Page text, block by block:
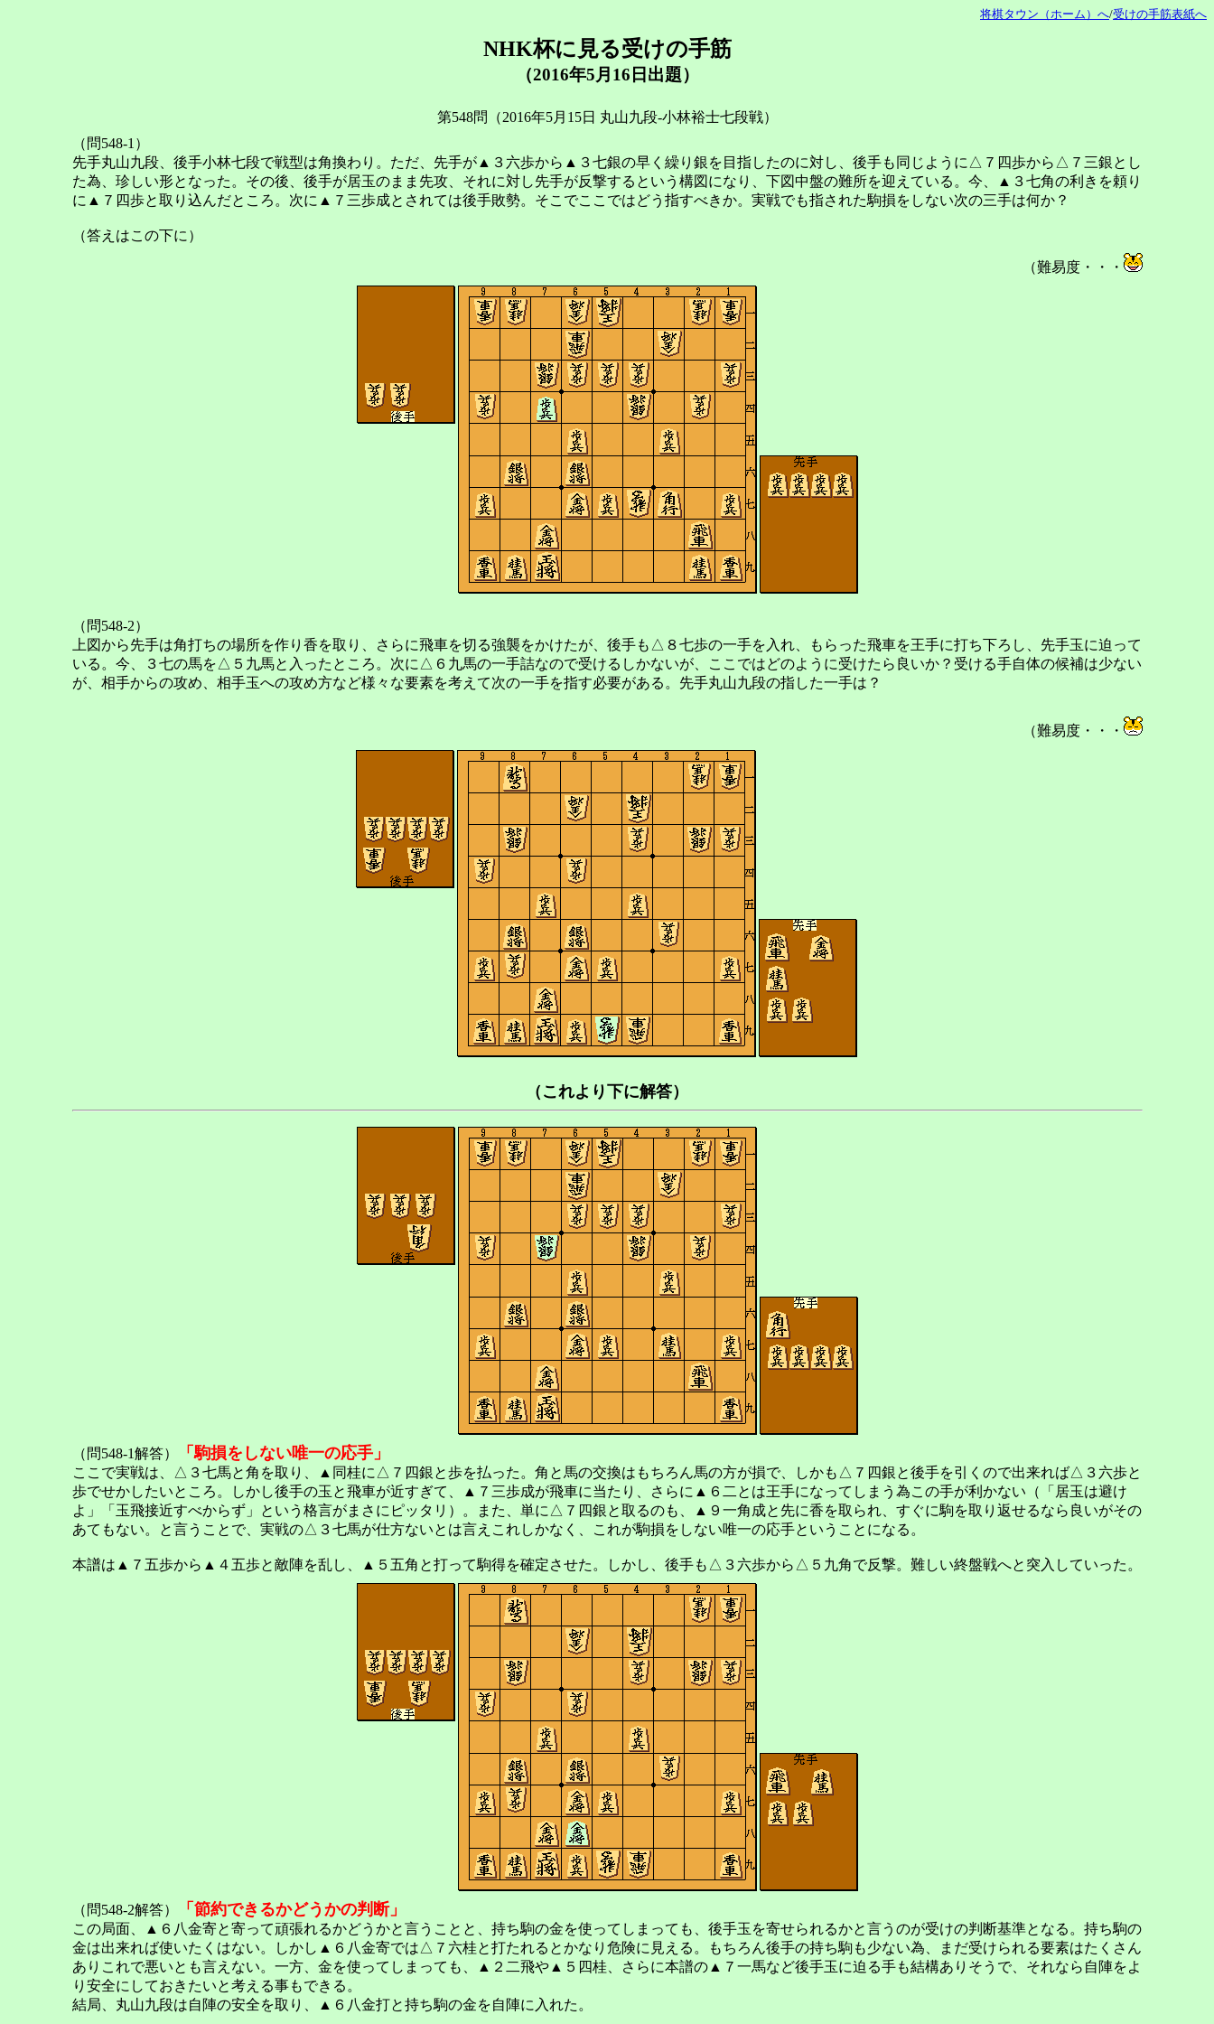
将棋タウン（ホーム）へ/受けの手筋表紙へ
NHK杯に見る受けの手筋
（2016年5月16日出題）
第548問（2016年5月15日 丸山九段-小林裕士七段戦）
（問548-1）
先手丸山九段、後手小林七段で戦型は角換わり。ただ、先手が▲３六歩から▲３七銀の早く繰り銀を目指したのに対し、後手も同じように△７四歩から△７三銀とし
た為、珍しい形となった。その後、後手が居玉のまま先攻、それに対し先手が反撃するという構図になり、下図中盤の難所を迎えている。今、▲３七角の利きを頼り
に▲７四歩と取り込んだところ。次に▲７三歩成とされては後手敗勢。そこでここではどう指すべきか。実戦でも指された駒損をしない次の三手は何か？
（答えはこの下に）
（難易度・・・
（問548-2）
上図から先手は角打ちの場所を作り香を取り、さらに飛車を切る強襲をかけたが、後手も△８七歩の一手を入れ、もらった飛車を王手に打ち下ろし、先手玉に迫って
いる。今、３七の馬を△５九馬と入ったところ。次に△６九馬の一手詰なので受けるしかないが、ここではどのように受けたら良いか？受ける手自体の候補は少ない
が、相手からの攻め、相手玉への攻め方など様々な要素を考えて次の一手を指す必要がある。先手丸山九段の指した一手は？
（難易度・・・
（これより下に解答）
（問548-1解答） 「駒損をしない唯一の応手」
ここで実戦は、△３七馬と角を取り、▲同桂に△７四銀と歩を払った。角と馬の交換はもちろん馬の方が損で、しかも△７四銀と後手を引くので出来れば△３六歩と
歩でせかしたいところ。しかし後手の玉と飛車が近すぎて、▲７三歩成が飛車に当たり、さらに▲６二とは王手になってしまう為この手が利かない（「居玉は避け
よ」「玉飛接近すべからず」という格言がまさにピッタリ）。また、単に△７四銀と取るのも、▲９一角成と先に香を取られ、すぐに駒を取り返せるなら良いがその
あてもない。と言うことで、実戦の△３七馬が仕方ないとは言えこれしかなく、これが駒損をしない唯一の応手ということになる。
本譜は▲７五歩から▲４五歩と敵陣を乱し、▲５五角と打って駒得を確定させた。しかし、後手も△３六歩から△５九角で反撃。難しい終盤戦へと突入していった。
（問548-2解答） 「節約できるかどうかの判断」
この局面、▲６八金寄と寄って頑張れるかどうかと言うことと、持ち駒の金を使ってしまっても、後手玉を寄せられるかと言うのが受けの判断基準となる。持ち駒の
金は出来れば使いたくはない。しかし▲６八金寄では△７六桂と打たれるとかなり危険に見える。もちろん後手の持ち駒も少ない為、まだ受けられる要素はたくさん
ありこれで悪いとも言えない。一方、金を使ってしまっても、▲２二飛や▲５四桂、さらに本譜の▲７一馬など後手玉に迫る手も結構ありそうで、それなら自陣をよ
り安全にしておきたいと考える事もできる。
結局、丸山九段は自陣の安全を取り、▲６八金打と持ち駒の金を自陣に入れた。